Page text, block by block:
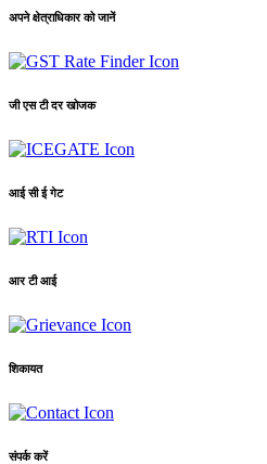
अपने क्षेत्राधिकार को जानें
जी एस टी दर खोजक
आई सी ई गेट
आर टी आई
शिकायत
संपर्क करें